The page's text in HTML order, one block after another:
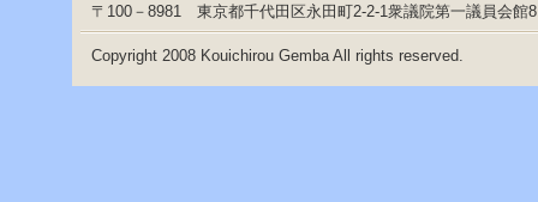
〒100－8981 東京都千代田区永田町2-2-1衆議院第一議員会
Copyright 2008 Kouichirou Gemba All rights reserved.